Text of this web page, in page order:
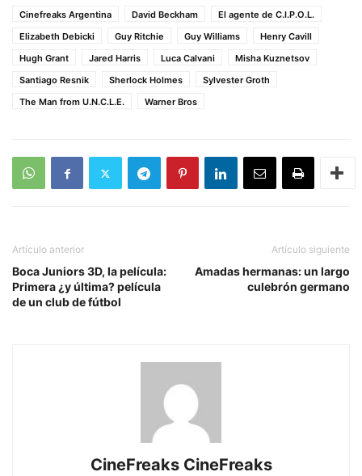
Cinefreaks Argentina
David Beckham
El agente de C.I.P.O.L.
Elizabeth Debicki
Guy Ritchie Guy Williams
Henry Cavill
Hugh Grant
Jared Harris Luca Calvani
Misha Kuznetsov
Santiago Resnik
Sherlock Holmes
Sylvester Groth
The Man from U.N.C.L.E.
Warner Bros
Artículo anterior
Boca Juniors 3D, la película:
Primera ¿y última? película
de un club de fútbol
Artículo siguiente
Amadas hermanas: un largo
culebrón germano
CineFreaks CineFreaks